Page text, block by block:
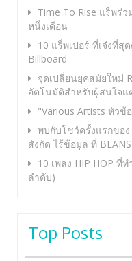
Time To Rise แร็พร่
หนึ่งเดือน
10 แร็พเปอร์ ที่เจ๋งที่
Billboard
จุดเปลี่ยนยุคสมัยใหม่
อัตโนมัติสำหรับผู้สนใจแ
"Various Artists หัวข้
พบกับโชว์ครั้งแรกของ
สังกัด ไร้ข้อมูล ที่
10 เพลง HIP HOP ที่
ลำดับ)
Top Posts